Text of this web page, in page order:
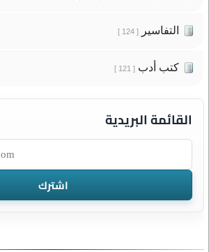
التفاسير[ 124 ]
كتب أدب[ 121 ]
القائمة البريدية